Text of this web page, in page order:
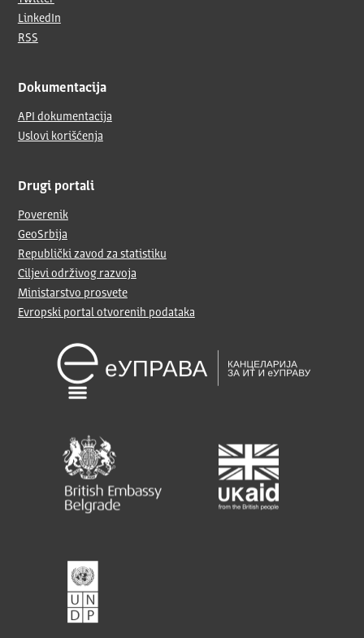
LinkedIn
RSS
Dokumentacija
API dokumentacija
Uslovi korišćenja
Drugi portali
Poverenik
GeoSrbija
Republički zavod za statistiku
Ciljevi održivog razvoja
Ministarstvo prosvete
Evropski portal otvorenih podataka